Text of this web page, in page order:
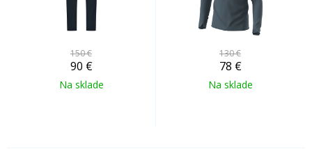
150 €
90 €
Na sklade
130 €
78 €
Na sklade